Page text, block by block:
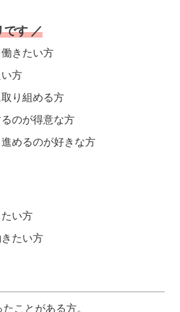
です ／
きたい方
方
り組める方
のが得意な方
めるのが好きな方
い方
たい方
ことがある方。